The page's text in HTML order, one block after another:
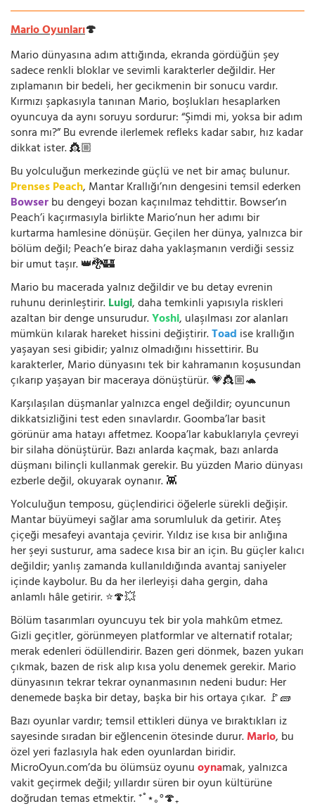
Mario Oyunları🍄
Mario dünyasına adım attığında, ekranda gördüğün şey
sadece renkli bloklar ve sevimli karakterler değildir. Her
zıplamanın bir bedeli, her gecikmenin bir sonucu vardır.
Kırmızı şapkasıyla tanınan Mario, boşlukları hesaplarken
oyuncuya da aynı soruyu sordurur: “Şimdi mi, yoksa bir adım
sonra mı?” Bu evrende ilerlemek refleks kadar sabır, hız kadar
dikkat ister. 👸🏼
Bu yolculuğun merkezinde güçlü ve net bir amaç bulunur.
Prenses Peach, Mantar Krallığı’nın dengesini temsil ederken
Bowserbu dengeyi bozan kaçınılmaz tehdittir. Bowser’ın
Peach’i kaçırmasıyla birlikte Mario’nun her adımı bir
kurtarma hamlesine dönüşür. Geçilen her dünya, yalnızca bir
bölüm değil; Peach’e biraz daha yaklaşmanın verdiği sessiz
bir umut taşır. 👑🐉🏰
Mario bu macerada yalnız değildir ve bu detay evrenin
ruhunu derinleştirir.Luigi, daha temkinli yapısıyla riskleri
azaltan bir denge unsurudur.Yoshi, ulaşılması zor alanları
mümkün kılarak hareket hissini değiştirir.Toad ise krallığın
yaşayan sesi gibidir; yalnız olmadığını hissettirir. Bu
karakterler, Mario dünyasını tek bir kahramanın koşusundan
çıkarıp yaşayan bir maceraya dönüştürür. 💗👸🏼🐢
Karşılaşılan düşmanlar yalnızca engel değildir; oyuncunun
dikkatsizliğini test eden sınavlardır. Goomba’lar basit
görünür ama hatayı affetmez. Koopa’lar kabuklarıyla çevreyi
bir silaha dönüştürür. Bazı anlarda kaçmak, bazı anlarda
düşmanı bilinçli kullanmak gerekir. Bu yüzden Mario dünyası
ezberle değil, okuyarak oynanır. 👾
Yolculuğun temposu, güçlendirici öğelerle sürekli değişir.
Mantar büyümeyi sağlar ama sorumluluk da getirir. Ateş
çiçeği mesafeyi avantaja çevirir. Yıldız ise kısa bir anlığına
her şeyi susturur, ama sadece kısa bir an için. Bu güçler kalıcı
değildir; yanlış zamanda kullanıldığında avantaj saniyeler
içinde kaybolur. Bu da her ilerleyişi daha gergin, daha
anlamlı hâle getirir. ⭐🍄💥
Bölüm tasarımları oyuncuyu tek bir yola mahkûm etmez.
Gizli geçitler, görünmeyen platformlar ve alternatif rotalar;
merak edenleri ödüllendirir. Bazen geri dönmek, bazen yukarı
çıkmak, bazen de risk alıp kısa yolu denemek gerekir. Mario
dünyasının tekrar tekrar oynanmasının nedeni budur: Her
denemede başka bir detay, başka bir his ortaya çıkar. 🚩🧱
Bazı oyunlar vardır; temsil ettikleri dünya ve bıraktıkları iz
sayesinde sıradan bir eğlencenin ötesinde durur.Mario, bu
özel yeri fazlasıyla hak eden oyunlardan biridir.
MicroOyun.com’da bu ölümsüz oyunuoynamak, yalnızca
vakit geçirmek değil; yıllardır süren bir oyun kültürüne
doğrudan temas etmektir. ⁺˚⋆｡°🍄₊